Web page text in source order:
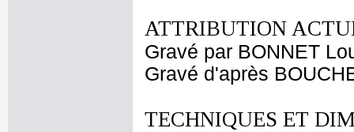
ATTRIBUTION
Gravé par BONNET
Gravé d'après
TECHNIQUES ET